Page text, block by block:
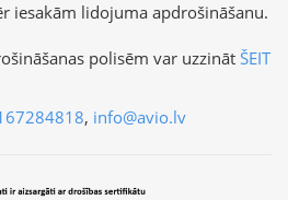
iesakām lidojuma apdrošināšanu.
polisēm var uzzināt ŠEIT
, info@avio.lv